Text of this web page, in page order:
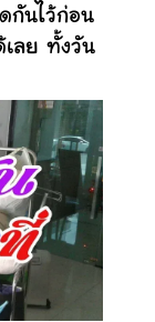
กันไว้ก่อน
เลย ทั้งวัน